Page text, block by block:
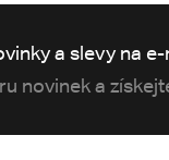
a slevy na
novinek a